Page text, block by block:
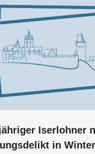
Iserlohner
in